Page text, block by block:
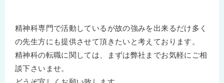
精神科専門で活動しているが故の強みを出来るだけ多く
の先生方にも提供させて頂きたいと考えております。
精神科の転職に関しては、まずは弊社までお気軽にご相
談下さいませ。